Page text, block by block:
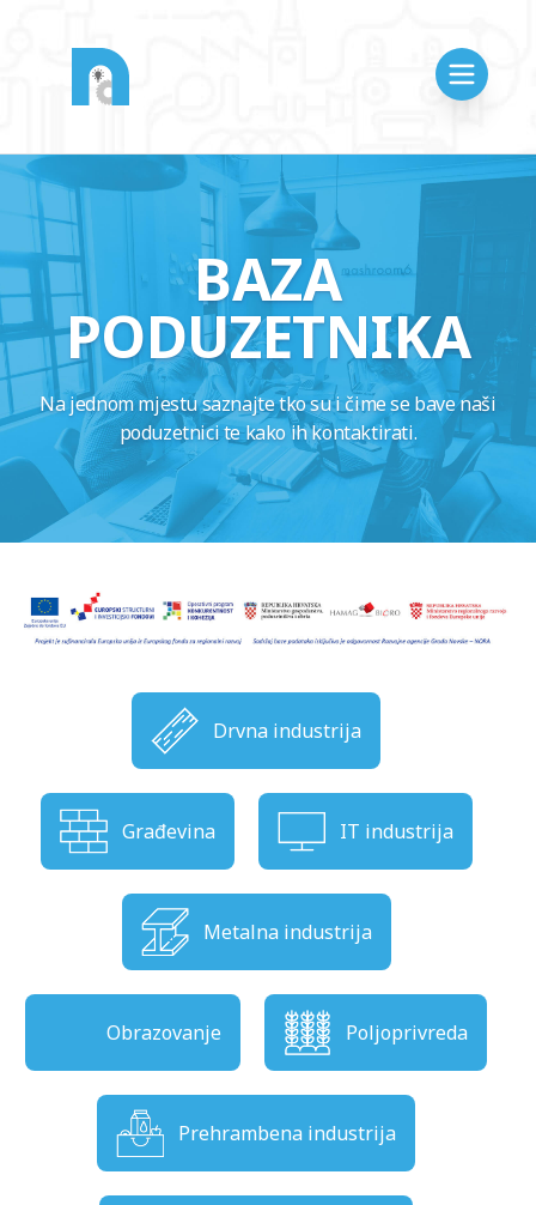
BAZA
PODUZETNIKA
Na jednom mjestu saznajte tko su i čime se bave naši
poduzetnici te kako ih kontaktirati.
Drvna industrija
Građevina IT industrija
Metalna industrija
Obrazovanje Poljoprivreda
Prehrambena industrija